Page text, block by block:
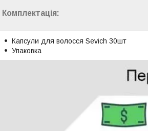
Комплектація:
Капсули для волосся Sevich 30шт
Упаковка